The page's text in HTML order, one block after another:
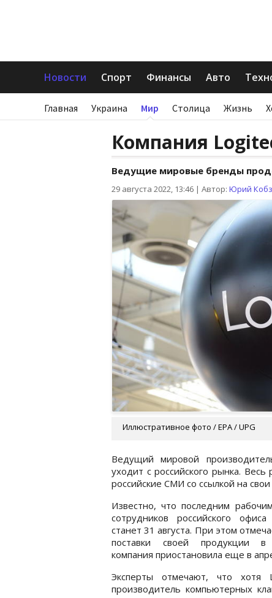
Новости Спорт Финансы Авто
Главная Украина Мир Столица Жизнь
Компания
Ведущие мировые бренды
29 августа 2022, 13:46 | Автор: Юрий
Иллюстративное фото / EPA / UPG
Ведущий мировой
уходит с российского рынка.
российские СМИ со ссылкой на свои
Известно, что последним
сотрудников российского
станет 31 августа. При этом
поставки своей продукции в
компания приостановила еще в
Эксперты отмечают, что хотя
производитель компьютерных